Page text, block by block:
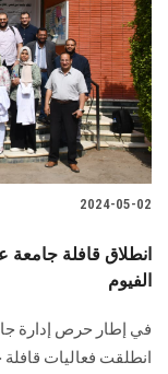
2024-05-02
انطلاق قافلة
الفيوم
في إطار حرص إدارة
انطلقت فعاليات